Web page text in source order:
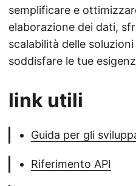
semplificare e
elaborazione dei dati,
scalabilità delle
soddisfare le tue
link utili
Guida per gli
Riferimento API